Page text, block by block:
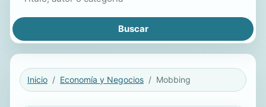
Inicio Economía y Negocios Mobbing